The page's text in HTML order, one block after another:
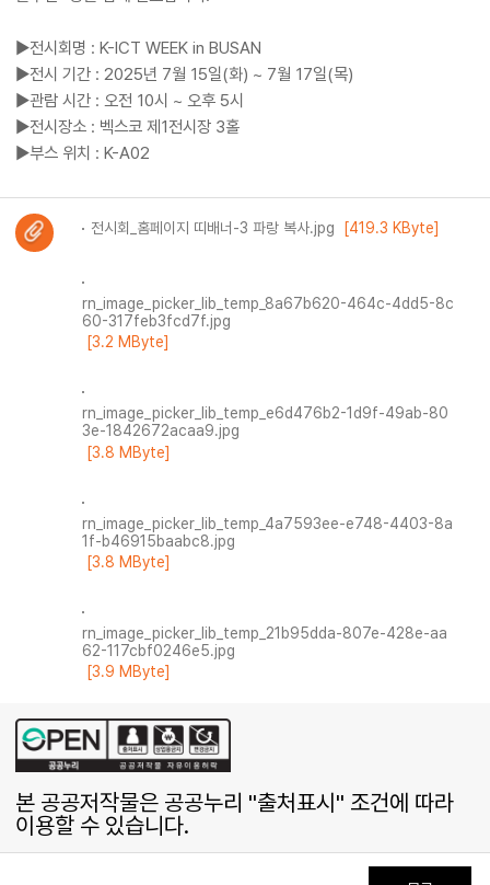
▶전시회명 : K-ICT WEEK in BUSAN
▶전시 기간 : 2025년 7월 15일(화) ~ 7월 17일(목)
▶관람 시간 : 오전 10시 ~ 오후 5시
▶전시장소 : 벡스코 제1전시장 3홀
▶부스 위치 : K-A02
전시회_홈페이지 띠배너-3 파랑 복사.jpg [419.3 KByte]
rn_image_picker_lib_temp_8a67b620-464c-4dd5-8c
60-317feb3fcd7f.jpg
[3.2 MByte]
rn_image_picker_lib_temp_e6d476b2-1d9f-49ab-80
3e-1842672acaa9.jpg
[3.8 MByte]
rn_image_picker_lib_temp_4a7593ee-e748-4403-8a
1f-b46915baabc8.jpg
[3.8 MByte]
rn_image_picker_lib_temp_21b95dda-807e-428e-aa
62-117cbf0246e5.jpg
[3.9 MByte]
본 공공저작물은 공공누리 "출처표시" 조건에 따라
이용할 수 있습니다.